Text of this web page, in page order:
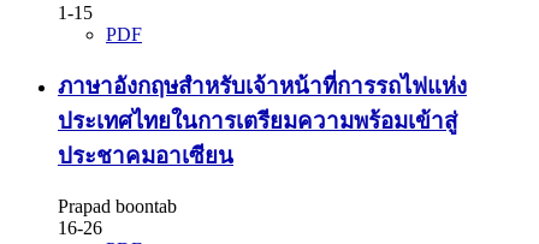
1-15
PDF
ภาษาอังกฤษสำหรับเจ้าหน้าที่การรถไฟแห่ง
ประเทศไทยในการเตรียมความพร้อมเข้าสู่
ประชาคมอาเซียน
Prapad boontab
16-26